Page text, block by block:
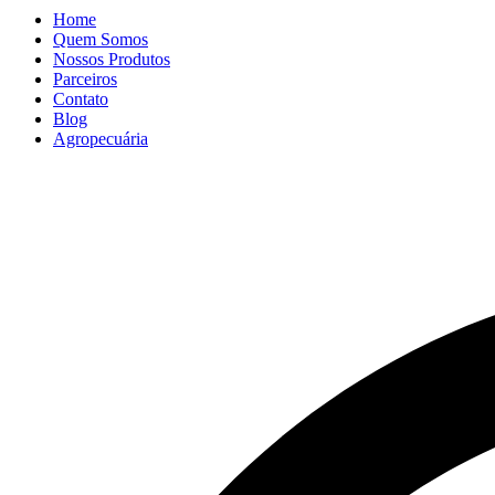
Home
Quem Somos
Nossos Produtos
Parceiros
Contato
Blog
Agropecuária